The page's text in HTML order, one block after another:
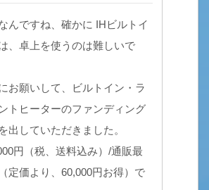
んですね、確かに IHビルトイ
、卓上を使うのは難しいで
お願いして、ビルトイン・ラ
トヒーターのファンディング
出していただきました。
円（税、送料込み）/通販最
定価より、60,000円お得）で